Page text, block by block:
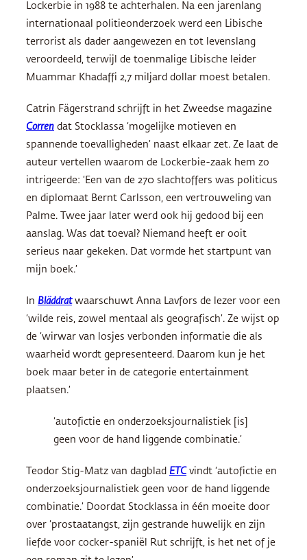
Lockerbie in 1988 te achterhalen. Na een jarenlang
internationaal politieonderzoek werd een Libische
terrorist als dader aangewezen en tot levenslang
veroordeeld, terwijl de toenmalige Libische leider
Muammar Khadaffi 2,7 miljard dollar moest betalen.
Catrin Fägerstrand schrijft in het Zweedse magazine
Corren dat Stocklassa ‘mogelijke motieven en
spannende toevalligheden’ naast elkaar zet. Ze laat de
auteur vertellen waarom de Lockerbie-zaak hem zo
intrigeerde: ‘Een van de 270 slachtoffers was politicus
en diplomaat Bernt Carlsson, een vertrouweling van
Palme. Twee jaar later werd ook hij gedood bij een
aanslag. Was dat toeval? Niemand heeft er ooit
serieus naar gekeken. Dat vormde het startpunt van
mijn boek.’
In Bläddratwaarschuwt Anna Lavfors de lezer voor een
‘wilde reis, zowel mentaal als geografisch’. Ze wijst op
de ‘wirwar van losjes verbonden informatie die als
waarheid wordt gepresenteerd. Daarom kun je het
boek maar beter in de categorie entertainment
plaatsen.’
‘autofictie en onderzoeksjournalistiek [is]
geen voor de hand liggende combinatie.’
Teodor Stig-Matz van dagblad ETC vindt ‘autofictie en
onderzoeksjournalistiek geen voor de hand liggende
combinatie.’ Doordat Stocklassa in één moeite door
over ‘prostaatangst, zijn gestrande huwelijk en zijn
liefde voor cocker-spaniël Rut schrijft, is het net of je